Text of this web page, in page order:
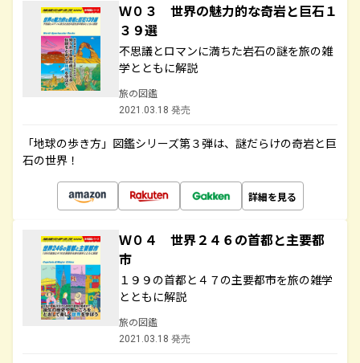
Ｗ０３ 世界の魅力的な奇岩と巨石１
３９選
不思議とロマンに満ちた岩石の謎を旅の雑
学とともに解説
旅の図鑑
2021.03.18 発売
「地球の歩き方」図鑑シリーズ第３弾は、謎だらけの奇岩と巨
石の世界！
詳細を見る
Ｗ０４ 世界２４６の首都と主要都
市
１９９の首都と４７の主要都市を旅の雑学
とともに解説
旅の図鑑
2021.03.18 発売